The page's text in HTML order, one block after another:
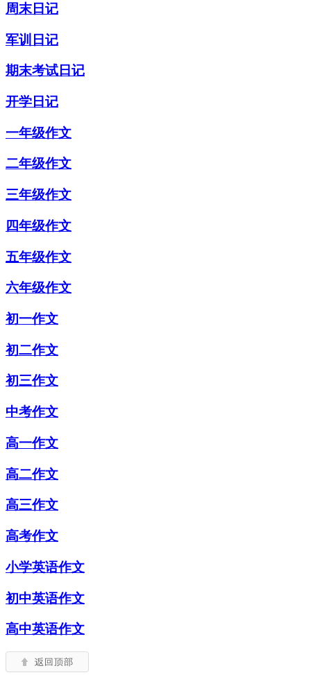
周末日记
军训日记
期末考试日记
开学日记
一年级作文
二年级作文
三年级作文
四年级作文
五年级作文
六年级作文
初一作文
初二作文
初三作文
中考作文
高一作文
高二作文
高三作文
高考作文
小学英语作文
初中英语作文
高中英语作文